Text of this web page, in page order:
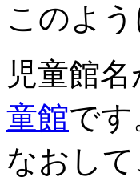
このよ
児童館
童館で
なおし